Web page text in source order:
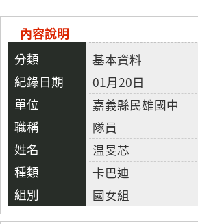
內容說明
基本資料
01月20日
嘉義縣民雄國中
隊員
温旻芯
卡巴迪
國女組